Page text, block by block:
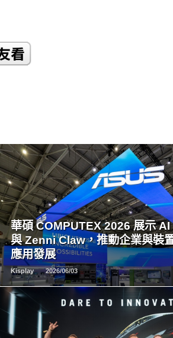
華碩 COMPUTEX 2026 展示 AI
與 Zenni Claw，推動企業與裝
應用發展
Kisplay 2026/06/03
READ
MORE